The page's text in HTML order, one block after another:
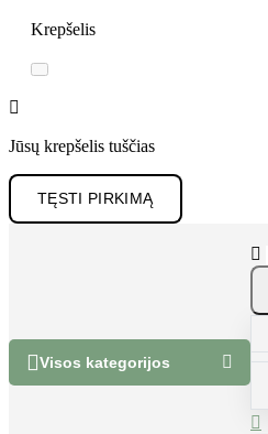
Krepšelis

Jūsų krepšelis tuščias
TĘSTI PIRKIMĄ
Visos kategorijos 

